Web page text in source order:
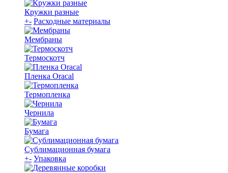
Кружки разные
+- Расходные материалы
Мембраны
Термоскотч
Пленка Oracal
Термопленка
Чернила
Бумага
Сублимационная бумага
+- Упаковка